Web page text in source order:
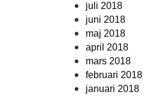
juli 2018
juni 2018
maj 2018
april 2018
mars 2018
februari 2018
januari 2018